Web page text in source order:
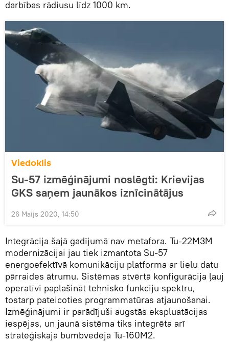
darbības rādiusu līdz 1000 km.
Viedoklis
Su-57 izmēģinājumi noslēgti: Krievijas
GKS saņem jaunākos iznīcinātājus
26 Maijs 2020, 14:50
Integrācija šajā gadījumā nav metafora. Tu-22M3M
modernizācijai jau tiek izmantota Su-57
energoefektīvā komunikāciju platforma ar lielu datu
pārraides ātrumu. Sistēmas atvērtā konfigurācija ļauj
operatīvi paplašināt tehnisko funkciju spektru,
tostarp pateicoties programmatūras atjaunošanai.
Izmēģinājumi ir parādījuši augstās ekspluatācijas
iespējas, un jaunā sistēma tiks integrēta arī
stratēģiskajā bumbvedējā Tu-160M2.